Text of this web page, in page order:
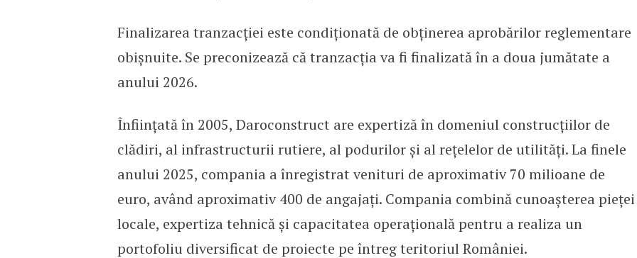
Finalizarea tranzacției este condiționată de obținerea aprobărilor reglementare
obișnuite. Se preconizează că tranzacția va fi finalizată în a doua jumătate a
anului 2026.
Înființată în 2005, Daroconstruct are expertiză în domeniul construcțiilor de
clădiri, al infrastructurii rutiere, al podurilor și al rețelelor de utilități. La finele
anului 2025, compania a înregistrat venituri de aproximativ 70 milioane de
euro, având aproximativ 400 de angajați. Compania combină cunoașterea pieței
locale, expertiza tehnică și capacitatea operațională pentru a realiza un
portofoliu diversificat de proiecte pe întreg teritoriul României.